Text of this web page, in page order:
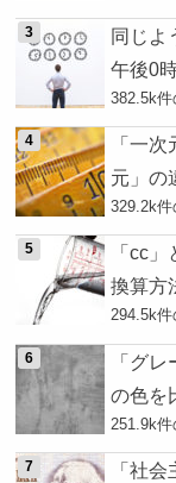
同じよ
午後0
382.5k
「一
元」の
329.2k
「cc
換算方
294.5k
「グ
の色を
251.9k
「社